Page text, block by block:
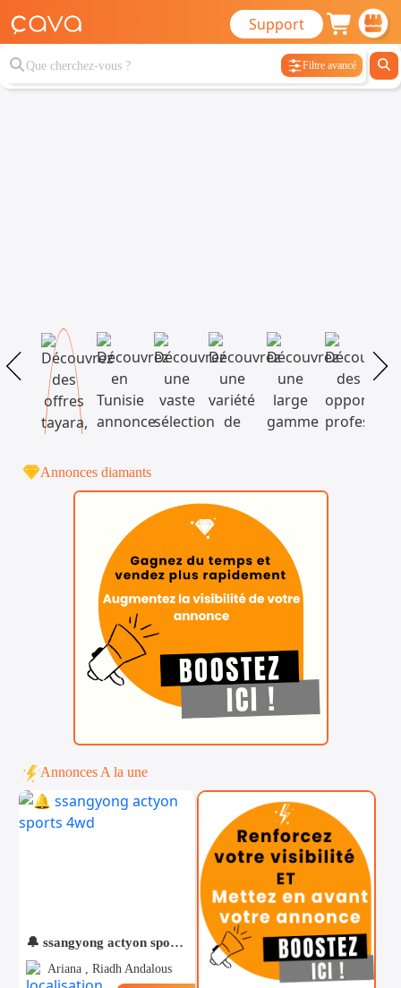
Support
Filtre avancé
Annonces diamants
Annonces A la une
🔔 ssangyong actyon sports 4wd
Ariana , Riadh Andalous